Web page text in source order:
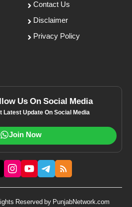
Contact Us
Disclaimer
Privacy Policy
Us On Social Media
Latest Update On Social Media
Join Now
Reserved by PunjabNetwork.com